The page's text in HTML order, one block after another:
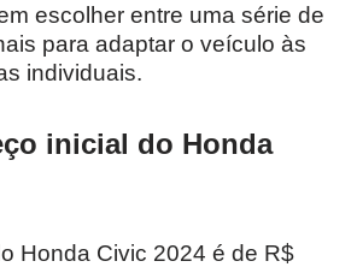
escolher entre uma série de
para adaptar o veículo às
individuais.
inicial do Honda
Honda Civic 2024 é de R$